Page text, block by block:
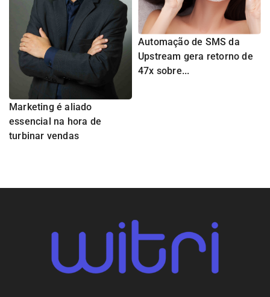
Marketing é aliado
essencial na hora de
turbinar vendas
Automação de SMS da
Upstream gera retorno de
47x sobre...